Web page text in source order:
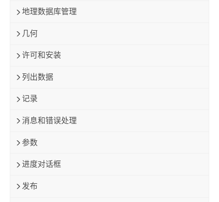
地理数据库管理
几何
许可和安装
列出数据
记录
消息和错误处理
参数
进度对话框
发布